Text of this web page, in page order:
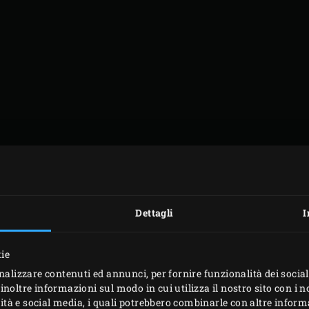
Dettagli
contenuti ed annunci, per fornire funzionalità dei
informazioni sul modo in cui utilizza il nostro sito con i
e social media, i quali potrebbero combinarle con altre
sbucciare le carote e il daikon. Usare un pelapatate per
sottili. Scaldare 100 ml di acqua con l’aceto, lo
sciolto. Togliere la casseruola dal fuoco, aggiungere le
dai pomodori secchi. Sbucciare e tagliare il chiodo di
Aggiungere questi ingredienti, insieme a 400 g di
d’uovo, nel robot da cucina e lavorare fino ad ottenere un